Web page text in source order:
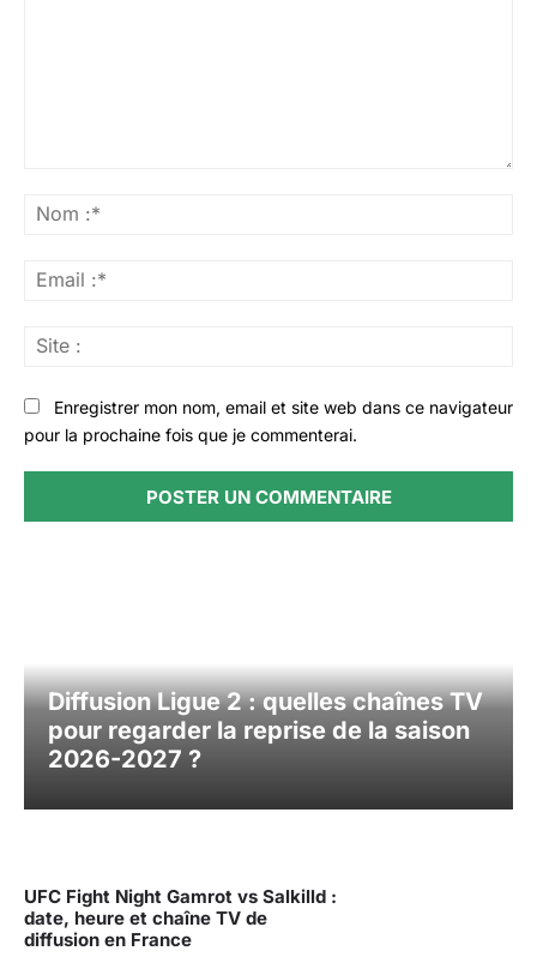
Enregistrer mon nom, email et site web dans ce navigateur
pour la prochaine fois que je commenterai.
Diffusion Ligue 2 : quelles chaînes TV
pour regarder la reprise de la saison
2026-2027 ?
UFC Fight Night Gamrot vs Salkilld :
date, heure et chaîne TV de
diffusion en France